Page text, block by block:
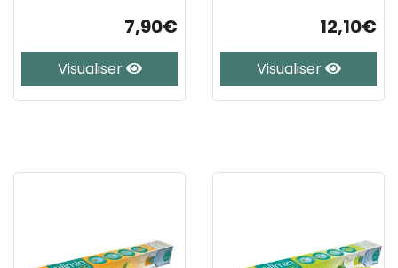
7,90€
Visualiser
12,10€
Visualiser